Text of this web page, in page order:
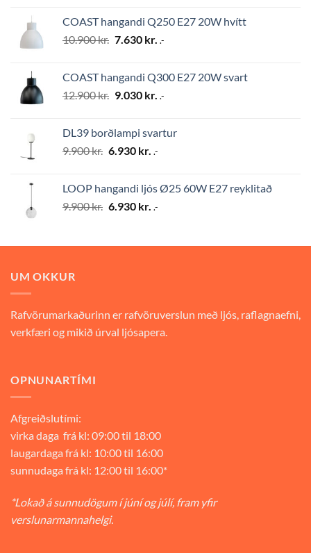
10.900 kr..7.630 kr..
COAST hangandi Q250 E27 20W hvítt
10.900kr. Original
10.900 kr..
7.630 kr. Current
7.630 kr..
.-
COAST hangandi Q300 E27 20W svart
12.900kr. Original
12.900 kr..
9.030 kr. Current
9.030 kr..
.-
DL39 borðlampi svartur
9.900kr. Original
9.900 kr..
6.930 kr. Current
6.930 kr..
.-
LOOP hangandi ljós Ø25 60W E27 reyklitað
9.900kr. Original
9.900 kr..
6.930 kr. Current
6.930 kr..
.-
UM OKKUR
Rafvörumarkaðurinn er rafvöruverslun með ljós, raflagnaefni,
verkfæri og mikið úrval ljósapera.
OPNUNARTÍMI
Afgreiðslutími:
virka daga frá kl: 09:00 til 18:00
laugardaga frá kl: 10:00 til 16:00
sunnudaga frá kl: 12:00 til 16:00*
*Lokað á sunnudögum í júní og júlí, fram yfir
verslunarmannahelgi.